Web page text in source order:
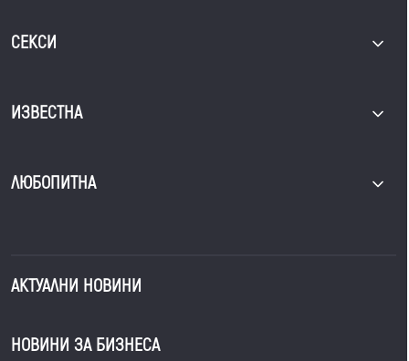
СЕКСИ
ИЗВЕСТНА
ЛЮБОПИТНА
АКТУАЛНИ НОВИНИ
НОВИНИ ЗА БИЗНЕСА